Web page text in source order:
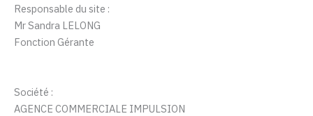
Responsable du site :
Mr Sandra LELONG
Fonction Gérante
Société :
AGENCE COMMERCIALE IMPULSION